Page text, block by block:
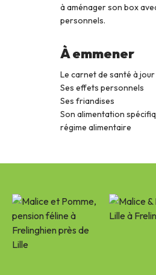
à aménager son box
personnels.
À emmener
Le carnet de santé à jour
Ses effets personnels
Ses friandises
Son alimentation
régime alimentaire